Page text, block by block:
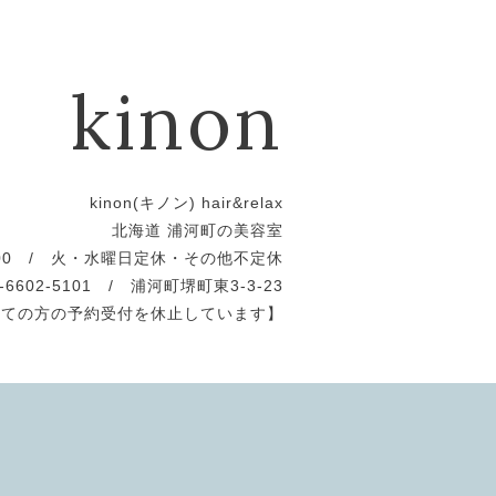
kinon
kinon(キノン) hair&relax
北海道 浦河町の美容室
/ 火・水曜日定休・その他不定休
6602-5101 / 浦河町堺町東3-3-23
の方の予約受付を休止しています】